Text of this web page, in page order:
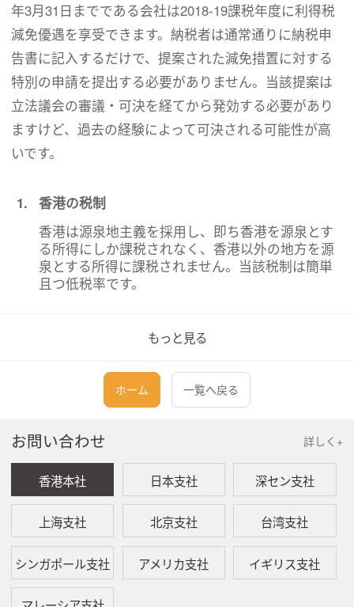
年3月31日までである会社は2018-19課税年度に利得税
減免優遇を享受できます。納税者は通常通りに納税申
告書に記入するだけで、提案された減免措置に対する
特別の申請を提出する必要がありません。当該提案は
立法議会の審議・可決を経てから発効する必要があり
ますけど、過去の経験によって可決される可能性が高
いです。
1.
香港の税制
香港は源泉地主義を採用し、即ち香港を源泉とす
る所得にしか課税されなく、香港以外の地方を源
泉とする所得に課税されません。当該税制は簡単
且つ低税率です。
いは業務を含む）により得られた所得に利得税を
得られた所得のみが利得税の課税対象となりま
す。簡単に言えば、誰でも香港で商売を行います
が、その所得が香港以外の地方から得られると、
2. 香港利得税の課税範囲
香港「税務条例」によって、下記の要件を満たす
場合は利得税の納税義務が生じることとされてい
ます。
（1） 事業活動（業界、専門或いは業務を含
む）が行われていること；
（2） 利益が香港における当該事業活動から生
じたものであること；
もっと見る
ホーム 一覧へ戻る
詳しく+
お問い合わせ
香港本社 日本支社 深セン支社
上海支社 北京支社 台湾支社
シンガポール支社 アメリカ支社 イギリス支社